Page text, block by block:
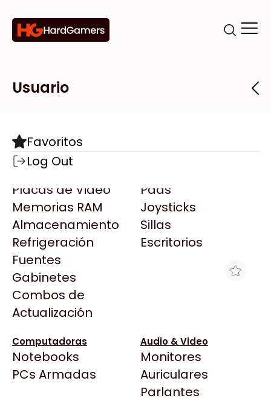
Categorías
Componentes
Motherboards
Microprocesadores
Placas de Video
Memorias RAM
Almacenamiento
Refrigeración
Fuentes
Gabinetes
Combos de
Actualización
Pads
Joysticks
Sillas
Escritorios
Computadoras
Notebooks
PCs Armadas
Audio & Video
Monitores
Auriculares
Parlantes
Marcas
Todas las Marcas
AMD
AULA
Acer
Adata
AeroCool
Antec
Arkham
Asrock
BenQ
CX
Cooler Master
Tiendas
Destacadas
Todas las Tiendas
Usuario
Favoritos
Log Out
HP 19 NEGRO C6628A P/HP350
VENCIDO
$2.437
Ver producto en la página de Max Tecno